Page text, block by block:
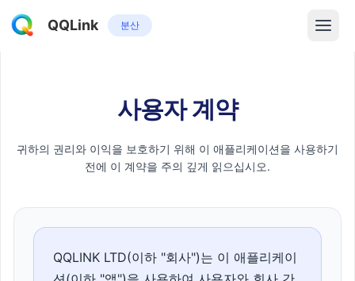
QQLink 분산
사용자 계약
귀하의 권리와 이익을 보호하기 위해 이 애플리케이션을 사용하기
전에 이 계약을 주의 깊게 읽으십시오.
QQLINK LTD(이하 "회사")는 이 애플리케이